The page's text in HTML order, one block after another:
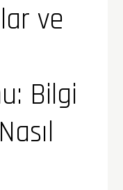
ve
Bilgi